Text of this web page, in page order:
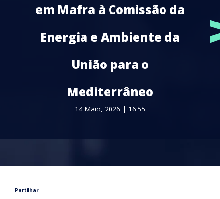
em Mafra à Comissão da
Energia e Ambiente da
União para o
Mediterrâneo
14 Maio, 2026 | 16:55
Partilhar